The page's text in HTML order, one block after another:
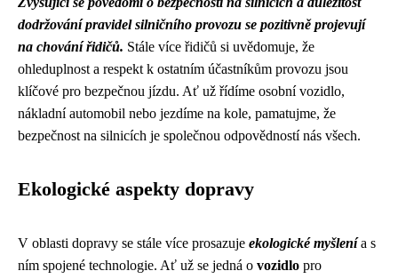
dodržování pravidel silničního provozu se pozitivně projevují
na chování řidičů. Stále více řidičů si uvědomuje, že
ohleduplnost a respekt k ostatním účastníkům provozu jsou
klíčové pro bezpečnou jízdu. Ať už řídíme osobní vozidlo,
nákladní automobil nebo jezdíme na kole, pamatujme, že
bezpečnost na silnicích je společnou odpovědností nás všech.
Ekologické aspekty dopravy
V oblasti dopravy se stále více prosazuje ekologické myšlenía s
ním spojené technologie. Ať už se jedná o vozidlo pro